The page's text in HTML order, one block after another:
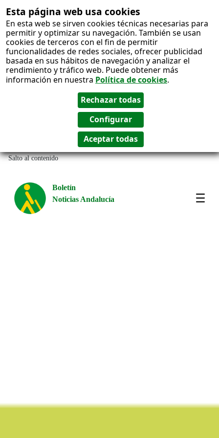
Esta página web usa cookies
En esta web se sirven cookies técnicas necesarias para
permitir y optimizar su navegación. También se usan
cookies de terceros con el fin de permitir
funcionalidades de redes sociales, ofrecer publicidad
basada en sus hábitos de navegación y analizar el
rendimiento y tráfico web. Puede obtener más
información en nuestra Política de cookies.
Salto al contenido
Boletín
Noticias Andalucía